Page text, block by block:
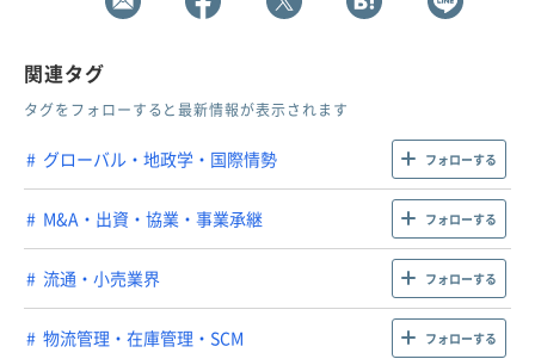
関連タグ
タグをフォローすると最新情報が表示されます
グローバル・地政学・国際情勢 フォローする
M&A・出資・協業・事業承継 フォローする
流通・小売業界 フォローする
物流管理・在庫管理・SCM フォローする